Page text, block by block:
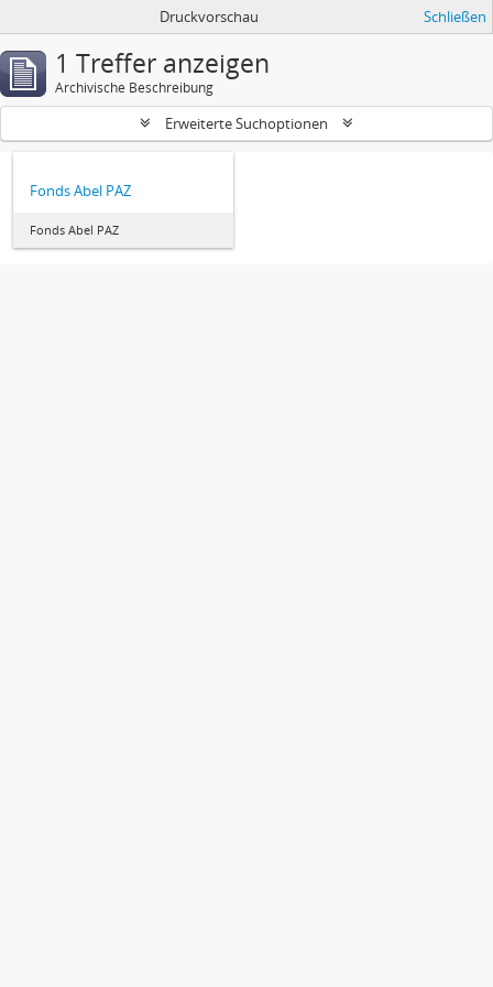
Druckvorschau Schließen
1 Treffer anzeigen
Archivische Beschreibung
Erweiterte Suchoptionen
Fonds Abel PAZ
Fonds Abel PAZ